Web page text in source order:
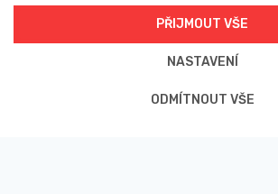
jakub@j-z.cz
ODMÍTNOUT VŠE
NASTAVENÍ
PŘIJMOUT VŠE